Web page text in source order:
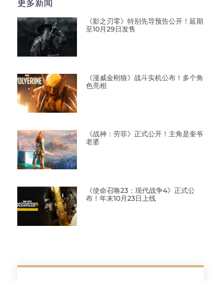
更多新闻
《影之刃零》特别先导预告公开！延期
至10月29日发售
《漫威金刚狼》战斗实机公布！多个角
色亮相
《战神：劳菲》正式公开！主角是奎爷
老婆
《使命召唤23：现代战争4》正式公
布！年末10月23日上线